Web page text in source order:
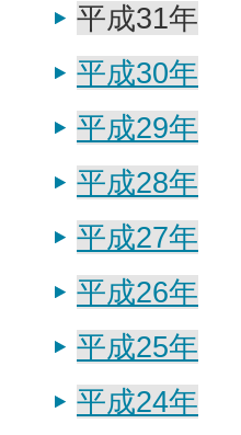
平成31年
平成30年
平成29年
平成28年
平成27年
平成26年
平成25年
平成24年